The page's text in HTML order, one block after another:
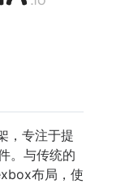
，专注于提
。与传统的
布局，使